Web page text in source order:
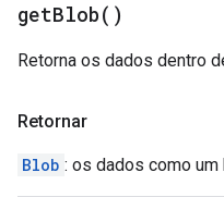
getBlob( )
Retorna os dados dentro
Retornar
Blob : os dados como um